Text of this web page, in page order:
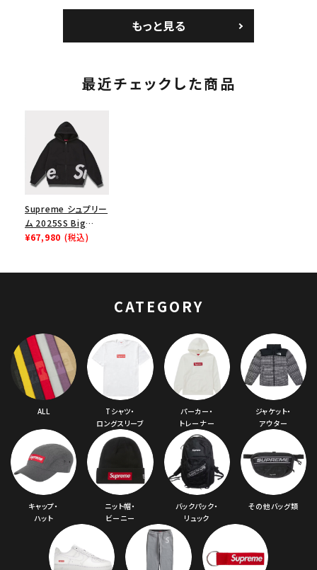
ブラック 黒
もっと見る
最近チェックした商品
Supreme シュプリー
ム 2025SS Big
Logo Zip Up
¥67,980 (税込)
CATEGORY
ALL
Tシャツ・
ロングスリーブ
パーカー・
トレーナー
ジャケット・
アウター
キャップ・
ハット
ニット帽・
ビーニー
バックパック・
リュック
その他バッグ類